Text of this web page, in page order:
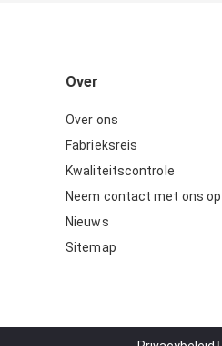
Over
Over ons
Fabrieksreis
Kwaliteitscontrole
Neem contact met ons op
Nieuws
Sitemap